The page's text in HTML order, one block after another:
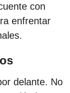
con
enfrentar
delante. No